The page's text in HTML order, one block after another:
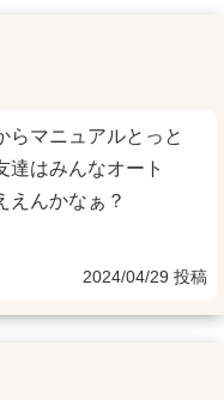
らマニュアルとっと
達はみんなオート
んかなぁ？
2024/04/29 投稿